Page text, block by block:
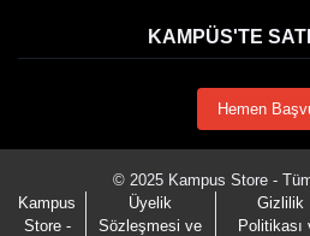
KAMPÜS'TE
Hemen
© 2025 Kampus Store -
Kampus
Store -
Üyelik
Sözleşmesi ve
Gizlilik
Politikası